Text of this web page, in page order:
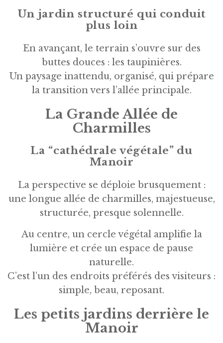
Un jardin structuré qui conduit
plus loin
En avançant, le terrain s’ouvre sur des
buttes douces : les taupinières.
Un paysage inattendu, organisé, qui prépare
la transition vers l’allée principale.
La Grande Allée de
Charmilles
La “cathédrale végétale” du
Manoir
La perspective se déploie brusquement :
une longue allée de charmilles, majestueuse,
structurée, presque solennelle.
Au centre, un cercle végétal amplifie la
lumière et crée un espace de pause
naturelle.
C’est l’un des endroits préférés des visiteurs :
simple, beau, reposant.
Les petits jardins derrière le
Manoir